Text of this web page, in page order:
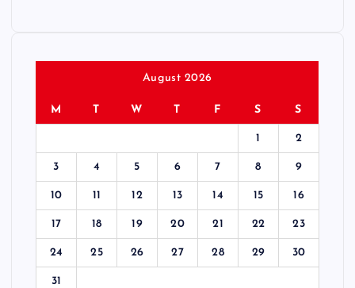
August 2026
M T W T F S S
1 2
3 4 5 6 7 8 9
10 11 12 13 14 15 16
17 18 19 20 21 22 23
24 25 26 27 28 29 30
31